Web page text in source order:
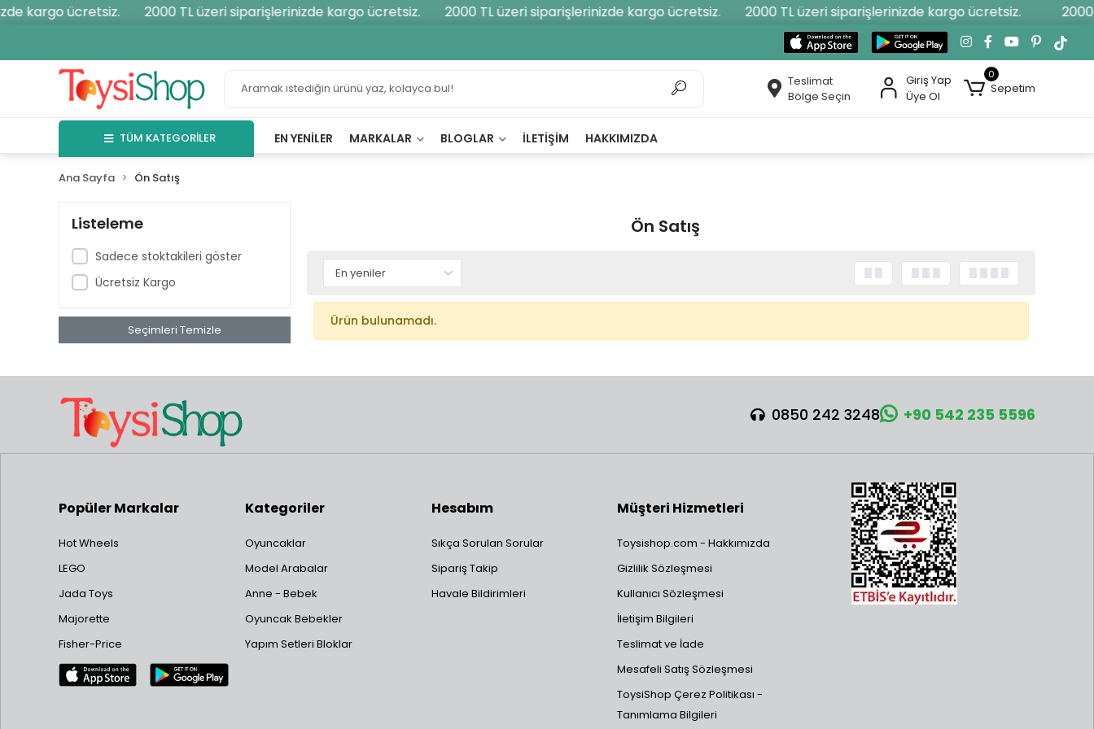
kargo ücretsiz. 2000 TL üzeri siparişlerinizde kargo ücretsiz. 2000 TL üzeri siparişlerinizde kargo ücretsiz. 2000 TL üzeri siparişlerinizde kargo ücretsiz.
Teslimat
Bölge Seçin
Giriş Yap
Üye Ol
0
Sepetim
TÜM KATEGORİLER EN YENILER MARKALAR BLOGLAR İLETIŞIM HAKKIMIZDA
Ana Sayfa Ön Satış
Listeleme
Sadece stoktakileri göster
Ücretsiz Kargo
Seçimleri Temizle
Ön Satış
Ürün bulunamadı.
0850 242 3248 +90 542 235 5596
Popüler Markalar
Hot Wheels
LEGO
Jada Toys
Majorette
Fisher-Price
Kategoriler
Oyuncaklar
Model Arabalar
Anne - Bebek
Oyuncak Bebekler
Yapım Setleri Bloklar
Hesabım
Sıkça Sorulan Sorular
Sipariş Takip
Havale Bildirimleri
Müşteri Hizmetleri
Toysishop.com - Hakkımızda
Gizlilik Sözleşmesi
Kullanıcı Sözleşmesi
İletişim Bilgileri
Teslimat ve İade
Mesafeli Satış Sözleşmesi
ToysiShop Çerez Politikası -
Tanımlama Bilgileri